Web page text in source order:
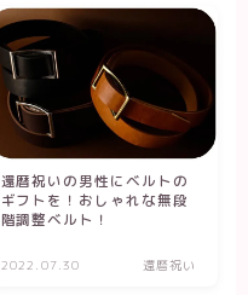
還暦祝いの男性にベルトの
ギフトを！おしゃれな無段
階調整ベルト！
2022.07.30 還暦祝い